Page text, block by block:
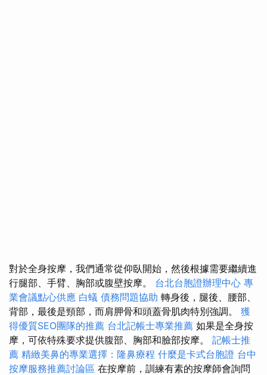
對於全身按摩，我們通常從仰臥開始，然後根據需要繼續進
行腿部、手臂、胸部或腹壁按摩。 台北台胞證辦理中心 專
業會議點心供應 白蟻 債務問題協助 轉身後，腿後、腰部、
背部，最後是頸部，而肩胛骨和頭蓋骨肌肉特別強調。 獲
得優質SEO團隊的推薦 台北記帳士專業推薦 如果是全身按
摩，可依特殊要求提供腹部、胸部和臉部按摩。 記帳士推
薦 精緻美鼻的專業選擇：隆鼻療程 什麼是卡式台胞證 台中
按摩服務推薦討論區 在按摩前，訓練有素的按摩師會詢問